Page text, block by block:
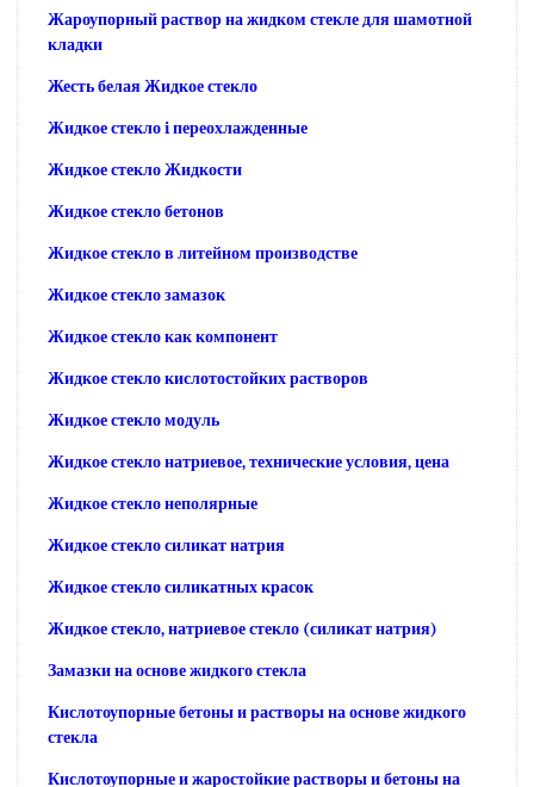
Жароупорный раствор на жидком стекле для шамотной
кладки
Жесть белая Жидкое стекло
Жидкое стекло i переохлажденные
Жидкое стекло Жидкости
Жидкое стекло бетонов
Жидкое стекло в литейном производстве
Жидкое стекло замазок
Жидкое стекло как компонент
Жидкое стекло кислотостойких растворов
Жидкое стекло модуль
Жидкое стекло натриевое, технические условия, цена
Жидкое стекло неполярные
Жидкое стекло силикат натрия
Жидкое стекло силикатных красок
Жидкое стекло, натриевое стекло (силикат натрия)
Замазки на основе жидкого стекла
Кислотоупорные бетоны и растворы на основе жидкого
стекла
Кислотоупорные и жаростойкие растворы и бетоны на